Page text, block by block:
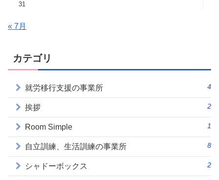
31
« 7月
カテゴリ
就労移行支援の事業所 4
挨拶 2
Room Simple 1
自立訓練、生活訓練の事業所 8
シャドーボックス 2